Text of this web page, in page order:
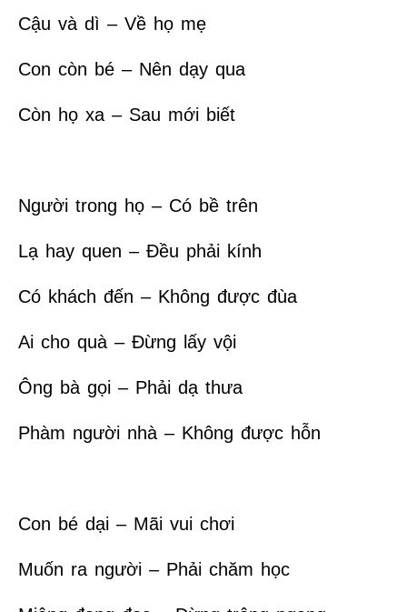
Cậu và dì – Về họ mẹ
Con còn bé – Nên dạy qua
Còn họ xa – Sau mới biết
Người trong họ – Có bề trên
Lạ hay quen – Đều phải kính
Có khách đến – Không được đùa
Ai cho quà – Đừng lấy vội
Ông bà gọi – Phải dạ thưa
Phàm người nhà – Không được hỗn
Con bé dại – Mãi vui chơi
Muốn ra người – Phải chăm học